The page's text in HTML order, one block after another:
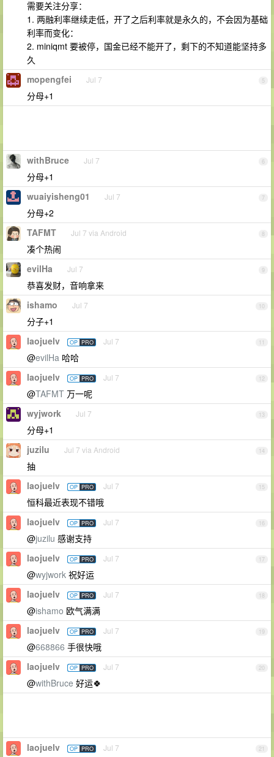
需要关注分享：
1. 两融利率继续走低，开了之后利率就是永久的，不会因为基础
利率而变化：
2. miniqmt 要被停，国金已经不能开了，剩下的不知道能坚持多
久
5
mopengfei Jul 7
分母+1
6
withBruce Jul 7
分母+1
7
wuaiyisheng01 Jul 7
分母+2
8
TAFMT Jul 7 via Android
凑个热闹
9
evilHa Jul 7
恭喜发财，音响拿来
10
ishamo Jul 7
分子+1
11
laojuelv OP PRO Jul 7
@evilHa 哈哈
12
laojuelv OP PRO Jul 7
@TAFMT 万一呢
13
wyjwork Jul 7
分母+1
14
juzilu Jul 7 via Android
抽
15
laojuelv OP PRO Jul 7
恒科最近表现不错哦
16
laojuelv OP PRO Jul 7
@juzilu 感谢支持
17
laojuelv OP PRO Jul 7
@wyjwork 祝好运
18
laojuelv OP PRO Jul 7
@ishamo 欧气满满
19
laojuelv OP PRO Jul 7
@668866 手很快哦
20
laojuelv OP PRO Jul 7
@withBruce 好运🍀
21
laojuelv OP PRO Jul 7